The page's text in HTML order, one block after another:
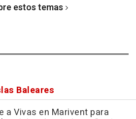
estos temas
Baleares
a Vivas en Marivent para